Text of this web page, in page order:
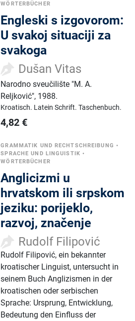
WÖRTERBÜCHER
Engleski s izgovorom:
U svakoj situaciji za
svakoga
Dušan Vitas
Narodno sveučilište "M. A.
Reljković", 1988.
Kroatisch. Latein Schrift.Taschenbuch.
4,82 €
GRAMMATIK UND RECHTSCHREIBUNG •
SPRACHE UND LINGUISTIK •
WÖRTERBÜCHER
Anglicizmi u
hrvatskom ili srpskom
jeziku: porijeklo,
razvoj, značenje
Rudolf Filipović
Rudolf Filipović, ein bekannter
kroatischer Linguist, untersucht in
seinem Buch Anglizismen in der
kroatischen oder serbischen
Sprache: Ursprung, Entwicklung,
Bedeutung den Einfluss der